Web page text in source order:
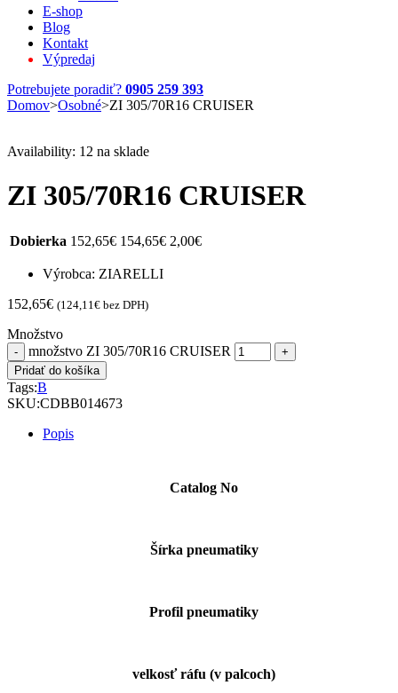
E-shop
Blog
Kontakt
Výpredaj
Potrebujete poradiť? 0905 259 393
Domov>Osobné>ZI 305/70R16 CRUISER
Availability: 12 na sklade
ZI 305/70R16 CRUISER
Dobierka 152,65€ 154,65€ 2,00€
Výrobca: ZIARELLI
152,65€ (124,11€ bez DPH)
Množstvo
množstvo ZI 305/70R16 CRUISER
Pridať do košíka
Tags:B
SKU:CDBB014673
Popis
Catalog No
Šírka pneumatiky
Profil pneumatiky
velkosť ráfu (v palcoch)